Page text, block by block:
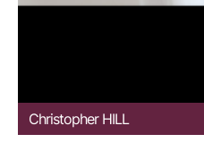
Christopher HILL